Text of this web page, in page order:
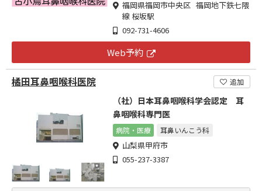
福岡県福岡市中央区 福岡地下鉄七隈
線 桜坂駅
092-731-4606
Web予約
橘田耳鼻咽喉科医院 追加
（社）日本耳鼻咽喉科学会認定 耳
鼻咽喉科専門医
病院・医療 耳鼻いんこう科
山梨県甲府市
055-237-3387